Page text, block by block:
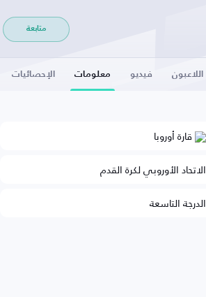
متابعة
اللاعبون فيديو معلومات الإحصائيات
قارة أوروبا
الاتحاد الأوروبي لكرة القدم
الدرجة التاسعة